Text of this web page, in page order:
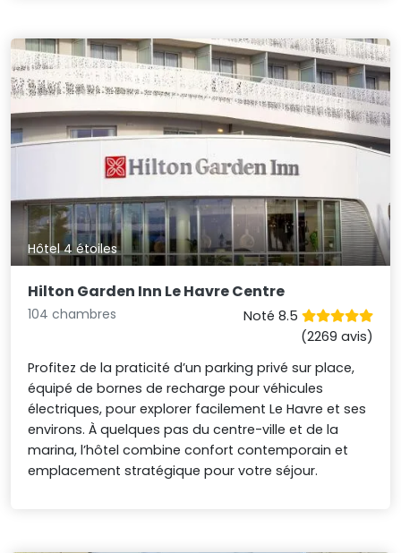
Hôtel 4 étoiles
Hilton Garden Inn Le Havre Centre
104 chambres
Noté 8.5
(2269 avis)
Profitez de la praticité d’un parking privé sur place,
équipé de bornes de recharge pour véhicules
électriques, pour explorer facilement Le Havre et ses
environs. À quelques pas du centre-ville et de la
marina, l’hôtel combine confort contemporain et
emplacement stratégique pour votre séjour.